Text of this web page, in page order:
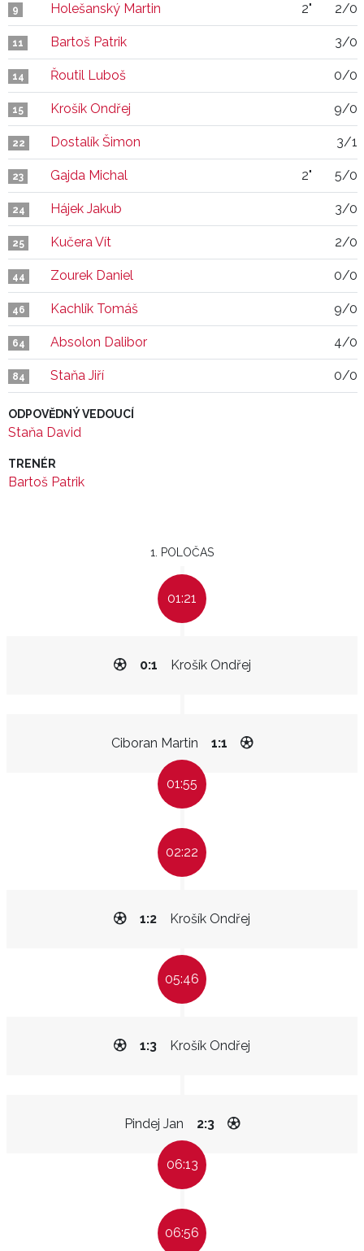
9 Holešanský Martin 2" 2/0
11 Bartoš Patrik 3/0
14 Řoutil Luboš 0/0
15 Krošík Ondřej 9/0
22 Dostalík Šimon 3/1
23 Gajda Michal 2" 5/0
24 Hájek Jakub 3/0
25 Kučera Vít 2/0
44 Zourek Daniel 0/0
46 Kachlík Tomáš 9/0
64 Absolon Dalibor 4/0
84 Staňa Jiří 0/0
ODPOVĚDNÝ VEDOUCÍ
Staňa David
TRENÉR
Bartoš Patrik
1. POLOČAS
01:21
Krošík Ondřej
0:1
Ciboran Martin 1:1
01:55
02:22
Krošík Ondřej
1:2
05:46
Krošík Ondřej
1:3
Pindej Jan 2:3
06:13
06:56